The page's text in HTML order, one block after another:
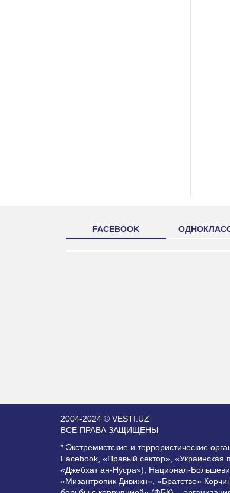
FACEBOOK
2004-2024 © VESTI.UZ
ВСЕ ПРАВА ЗАЩИЩЕНЫ
* Экстремистские и террористические
Facebook, «Правый сектор»,
«Джебхат ан-Нусра»), Национал-
«Мизантропик Дивижн», «Братство»